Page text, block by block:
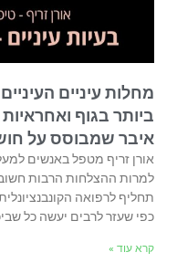
מחלות עיניים
ביותר בגוף
איבר שמבוסס על חוש
אורן זריף מטפל באנשים למעלה
למרות ההצלחות הרבות חשוב
תחליף לרפואה
כפי שעזר לרבים יעשה כל
קרא עוד »